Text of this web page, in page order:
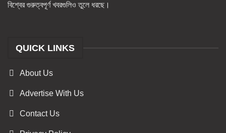
বিশ্বের গুরুত্বপূর্ণ খবরগুলিও তুলে ধরছে।
QUICK LINKS
About Us
Advertise With Us
Contact Us